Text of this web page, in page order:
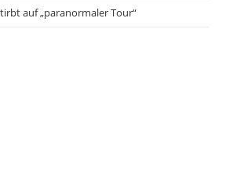
auf „paranormaler Tour“